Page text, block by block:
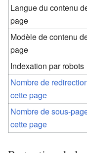
Langue du contenu
page
Modèle de contenu
page
Indexation par robots
Nombre de
cette page
Nombre de sous-
cette page